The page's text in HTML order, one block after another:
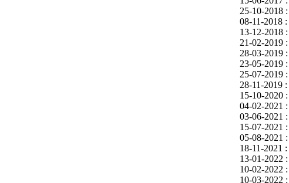
25-10-2018 :
08-11-2018 :
13-12-2018 :
21-02-2019 :
28-03-2019 :
23-05-2019 :
25-07-2019 :
28-11-2019 :
15-10-2020 :
04-02-2021 :
03-06-2021 :
15-07-2021 :
05-08-2021 :
18-11-2021 :
13-01-2022 :
10-02-2022 :
10-03-2022 :